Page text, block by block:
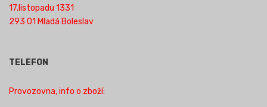
17.listopadu 1331
293 01 Mladá Boleslav
TELEFON
Provozovna, info o zboží: